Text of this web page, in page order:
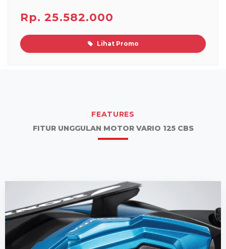
Rp. 25.582.000
Lihat Promo
FEATURES
FITUR UNGGULAN MOTOR VARIO 125 CBS